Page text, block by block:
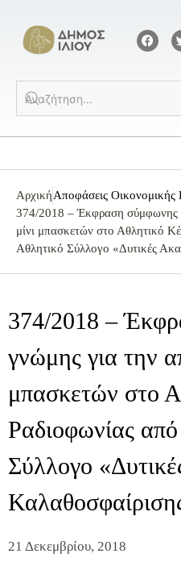
ΑρχικήΑποφάσεις Οικονομικής
374/2018 – Έκφραση σύμφωνης
μίνι μπασκετών στο Αθλητικό
Αθλητικό Σύλλογο «Δυτικές
374/2018 –
γνώμης για την
μπασκετών στο
Ραδιοφωνίας
Σύλλογο
21 Δεκεμβρίου, 2018